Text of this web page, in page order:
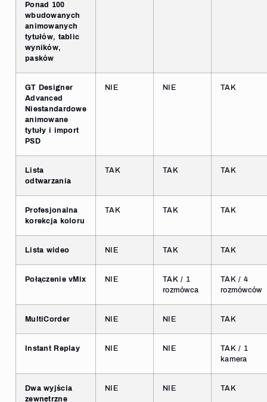
Ponad 100
wbudowanych
animowanych
tytułów, tablic
wyników,
pasków
GT Designer
Advanced
Niestandardowe
animowane
tytuły i import
PSD
NIE NIE TAK
Lista
odtwarzania
TAK TAK TAK
Profesjonalna
korekcja koloru
TAK TAK TAK
Lista wideo NIE TAK TAK
Połączenie vMix NIE
TAK / 1
rozmówca
TAK / 4
rozmówców
MultiCorder NIE NIE TAK
Instant Replay NIE NIE
TAK / 1
kamera
Dwa wyjścia
zewnętrzne
NIE NIE TAK